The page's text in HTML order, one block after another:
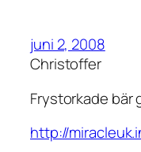
juni 2, 2008
Christoffer
Frystorkade bär
http://